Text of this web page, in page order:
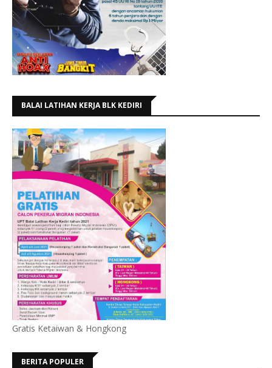
BALAI LATIHAN KERJA BLK KEDIRI
Gratis Ketaiwan & Hongkong
BERITA POPULER